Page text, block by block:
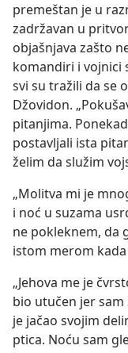
premeštan je u
zadržavan u
objašnjava zašto
komandiri i vojnici
svi su tražili da se
Džovidon.
pitanjima.
postavljali ista
želim da služim
„Molitva mi je
i noć u suzama
ne pokleknem, da
istom merom
„Jehova me je
bio utučen jer sam
je jačao svojim
ptica. Noću sam